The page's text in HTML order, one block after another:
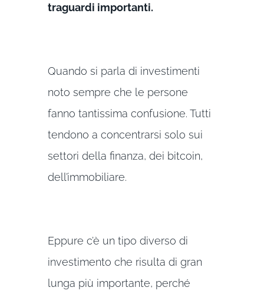
traguardi importanti.
Quando si parla di investimenti
noto sempre che le persone
fanno tantissima confusione. Tutti
tendono a concentrarsi solo sui
settori della finanza, dei bitcoin,
dell’immobiliare.
Eppure c’è un tipo diverso di
investimento che risulta di gran
lunga più importante, perché